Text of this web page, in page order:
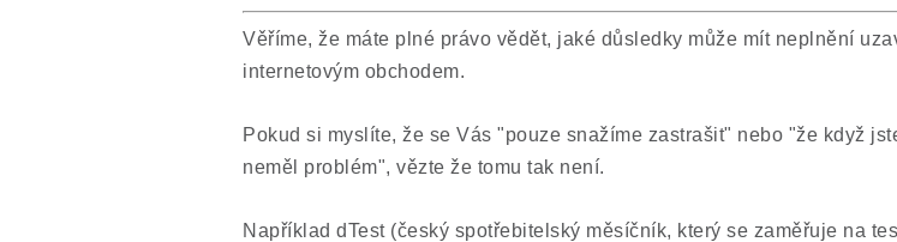
Věříme, že máte plné právo vědět, jaké důsledky může mít neplnění
internetovým obchodem.
Pokud si myslíte, že se Vás "pouze snažíme zastrašit" nebo "že když
neměl problém", vězte že tomu tak není.
Například dTest (český spotřebitelský měsíčník, který se zaměřuje na